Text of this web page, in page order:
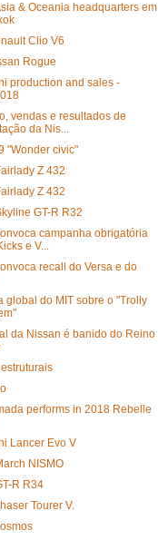
& Oceania headquarters em
Clio V6
Rogue
production and sales -
vendas e resultados de
da Nis...
"Wonder civic"
Z 432
Z 432
GT-R R32
campanha obrigatória
e V...
recall do Versa e do
global do MIT sobre o "Trolly
da Nissan é banido do Reino
performs in 2018 Rebelle
Lancer Evo V
NISMO
R R34
Tourer V.